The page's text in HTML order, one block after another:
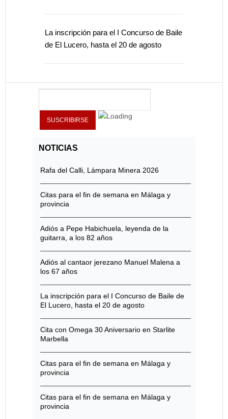
La inscripción para el I Concurso de Baile
de El Lucero, hasta el 20 de agosto
NOTICIAS
Rafa del Calli, Lámpara Minera 2026
Citas para el fin de semana en Málaga y
provincia
Adiós a Pepe Habichuela, leyenda de la
guitarra, a los 82 años
Adiós al cantaor jerezano Manuel Malena a
los 67 años
La inscripción para el I Concurso de Baile de
El Lucero, hasta el 20 de agosto
Cita con Omega 30 Aniversario en Starlite
Marbella
Citas para el fin de semana en Málaga y
provincia
Citas para el fin de semana en Málaga y
provincia